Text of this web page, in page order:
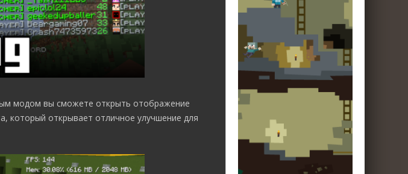
модом вы сможете открыть отображение
который открывает отличное улучшение для